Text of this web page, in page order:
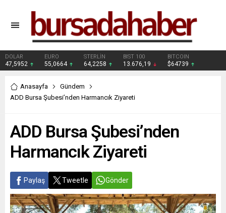
DOLAR
47,5952
EURO
55,0664
STERLİN
64,2258
BIST 100
13.676,19
BITCOIN
$64739
Anasayfa
Gündem
ADD Bursa Şubesi’nden Harmancık Ziyareti
ADD Bursa Şubesi’nden
Harmancık Ziyareti
Paylaş Tweetle Gönder